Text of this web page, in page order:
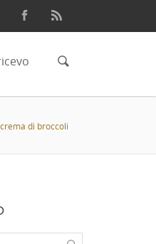
di broccoli